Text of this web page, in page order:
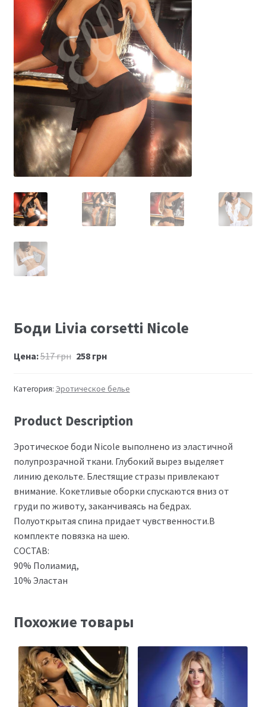
Размеры
Контакты
Обратная связь
Боди Livia corsetti Nicole
Цена:517грн 258грн
Категория: Эротическое белье
Product Description
Эротическое боди Nicole выполнено из эластичной
полупрозрачной ткани. Глубокий вырез выделяет
линию декольте. Блестящие стразы привлекают
внимание. Кокетливые оборки спускаются вниз от
груди по животу, заканчиваясь на бедрах.
Полуоткрытая спина придает чувственности.В
комплекте повязка на шею.
СОСТАВ:
90% Полиамид,
10% Эластан
Похожие товары